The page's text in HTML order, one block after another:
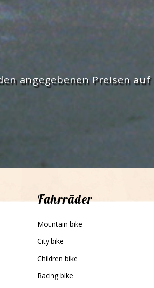
angegebenen Preisen
Fahrräder
Mountain bike
City bike
Children bike
Racing bike